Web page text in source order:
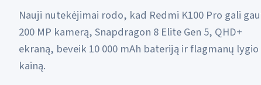
Nauji nutekėjimai rodo, kad Redmi K100 Pro gali
200 MP kamerą, Snapdragon 8 Elite Gen 5, QHD+
ekraną, beveik 10 000 mAh bateriją ir flagmanų lygio
kainą.